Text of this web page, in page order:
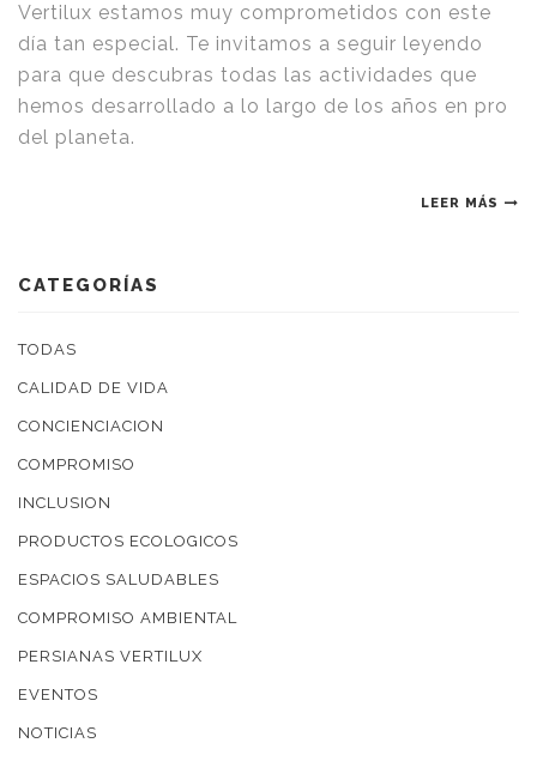
Vertilux estamos muy comprometidos con este
día tan especial. Te invitamos a seguir leyendo
para que descubras todas las actividades que
hemos desarrollado a lo largo de los años en pro
del planeta.
LEER MÁS
CATEGORÍAS
TODAS
CALIDAD DE VIDA
CONCIENCIACION
COMPROMISO
INCLUSION
PRODUCTOS ECOLOGICOS
ESPACIOS SALUDABLES
COMPROMISO AMBIENTAL
PERSIANAS VERTILUX
EVENTOS
NOTICIAS